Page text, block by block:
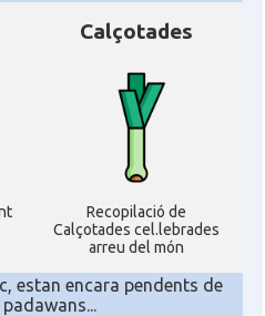
Calçotades
Recopilació de
Calçotades cel.lebrades
arreu del món
estan encara pendents de